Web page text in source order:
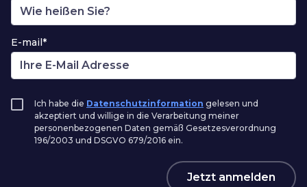
E-mail*
Ich habe die Datenschutzinformation gelesen und
akzeptiert und willige in die Verarbeitung meiner
personenbezogenen Daten gemäß Gesetzesverordnung
196/2003 und DSGVO 679/2016 ein.
Jetzt anmelden